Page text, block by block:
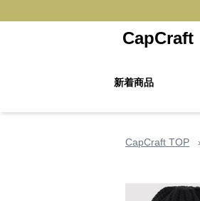
CapCraft
新着商品
CapCraft TOP ›